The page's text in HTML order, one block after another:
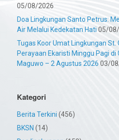
05/08/2026
Doa Lingkungan Santo Petrus:
Air Melalui Kedekatan Hati 05/
Tugas Koor Umat Lingkungan St.
Perayaan Ekaristi Minggu Pagi
Maguwo – 2 Agustus 2026 03/
Kategori
Berita Terkini (456)
BKSN (14)